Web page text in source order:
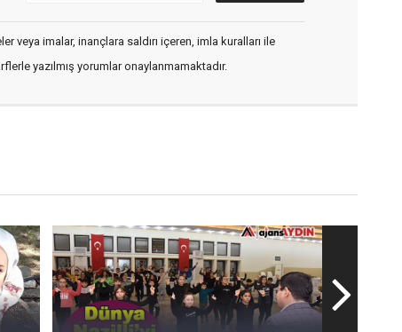
veya imalar, inançlara saldırı içeren, imla kuralları ile
yazılmış yorumlar onaylanmamaktadır.